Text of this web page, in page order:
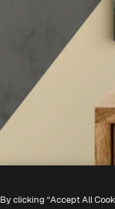
By clicking “Accept All